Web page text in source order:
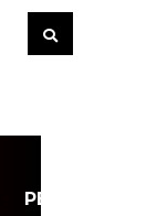
PEDOMAN